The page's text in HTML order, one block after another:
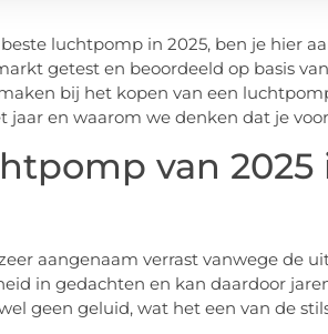
luchtpomp in 2025, ben je hier
getest en beoordeeld op basis
bij het kopen van een
jaar en waarom we denken dat je
van
aangenaam verrast vanwege de
in gedachten en kan daardoor
geen geluid, wat het een van de